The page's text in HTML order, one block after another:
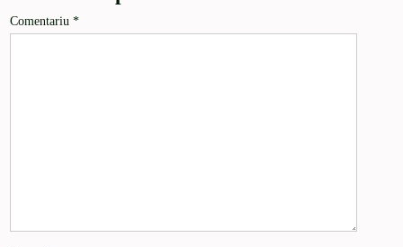
Comentariu*